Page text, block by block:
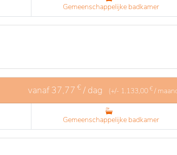
Gemeenschappelijke badkamer
vanaf37,77 € / dag (+/- 1.133,00 € /
Gemeenschappelijke badkamer